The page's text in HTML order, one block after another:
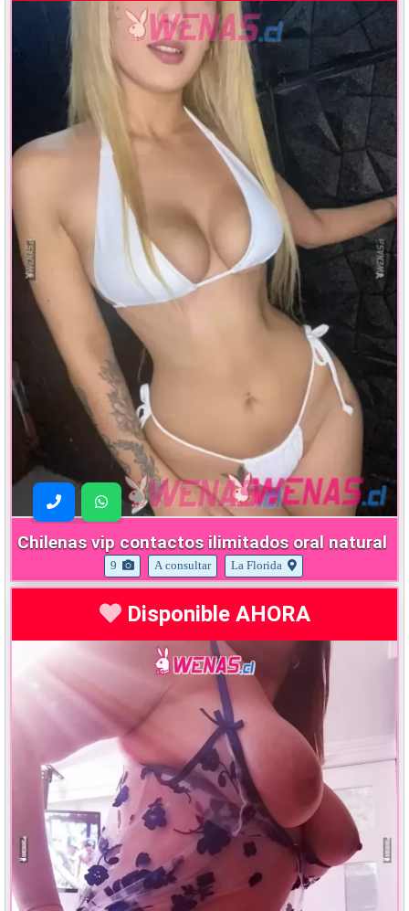
Chilenas vip contactos ilimitados oral natural
9 A consultar La Florida
Disponible AHORA